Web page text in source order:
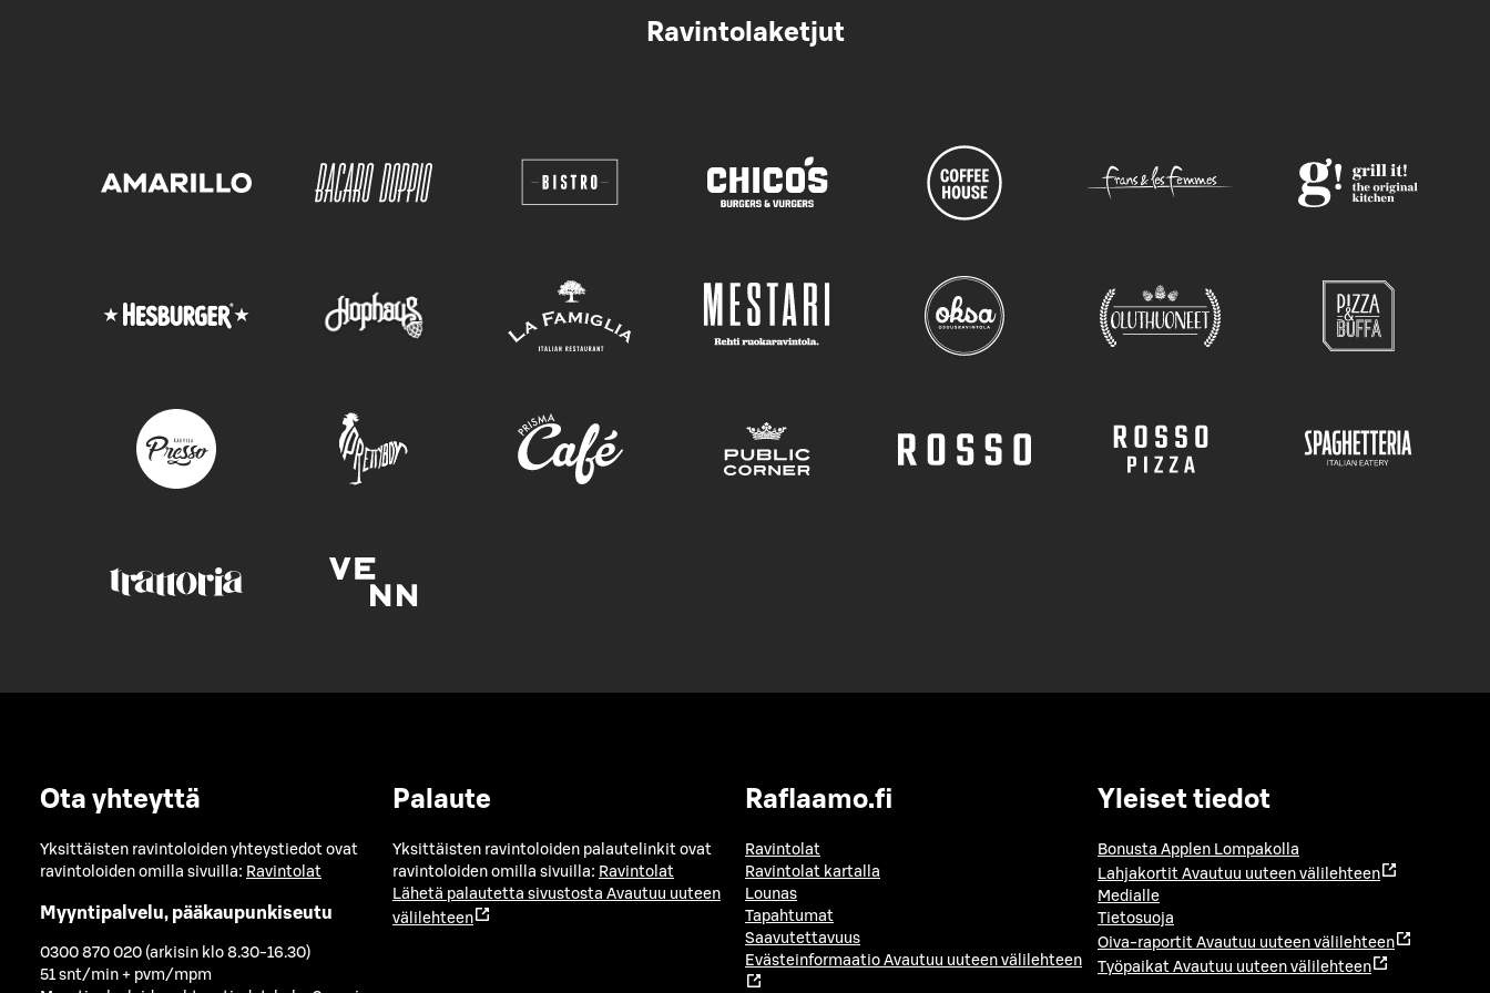
Ravintolaketjut
Ota yhteyttä
Yksittäisten ravintoloiden yhteystiedot ovat
ravintoloiden omilla sivuilla: Ravintolat
Myyntipalvelu, pääkaupunkiseutu
0300 870 020 (arkisin klo 8.30-16.30)
51 snt/min + pvm/mpm
Palaute
Yksittäisten ravintoloiden palautelinkit ovat
ravintoloiden omilla sivuilla: Ravintolat
Lähetä palautetta sivustosta Avautuu uuteen
välilehteen
Raflaamo.fi
Ravintolat
Ravintolat kartalla
Lounas
Tapahtumat
Saavutettavuus
Evästeinformaatio Avautuu uuteen välilehteen
Yleiset tiedot
Bonusta Applen Lompakolla
Lahjakortit Avautuu uuteen välilehteen
Medialle
Tietosuoja
Oiva-raportit Avautuu uuteen välilehteen
Työpaikat Avautuu uuteen välilehteen